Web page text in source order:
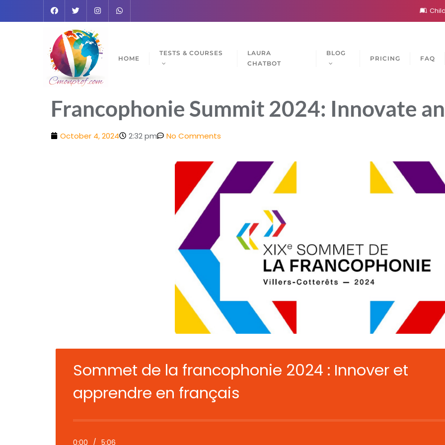
HOME
TESTS & COURSES
LAURA
CHATBOT
BLOG
PRICING FAQ
Francophonie Summit 2024: Innovate
October 4, 2024 2:32 pm No Comments
Sommet de la francophonie 2024 : Innover et
apprendre en français
0:00 / 5:06